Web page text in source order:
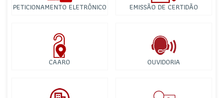
PETICIONAMENTO ELETRÔNICO EMISSÃO DE CERTIDÃO
CAARO OUVIDORIA